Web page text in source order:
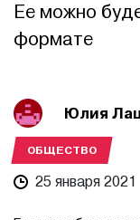
Ее можно
формате
Юлия
ОБЩЕСТВО
25 января 2021